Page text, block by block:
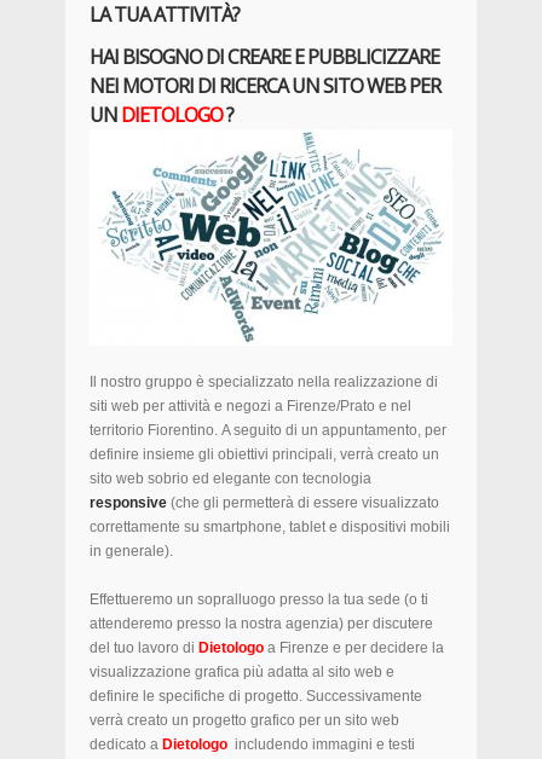
LA TUA ATTIVITÀ?
HAI BISOGNO DI CREARE E PUBBLICIZZARE
NEI MOTORI DI RICERCA UN SITO WEB PER
UNDIETOLOGO?
Il nostro gruppo è specializzato nella realizzazione di
siti web per attività e negozi a Firenze/Prato e nel
territorio Fiorentino. A seguito di un appuntamento, per
definire insieme gli obiettivi principali, verrà creato un
sito web sobrio ed elegante con tecnologia
responsive (che gli permetterà di essere visualizzato
correttamente su smartphone, tablet e dispositivi mobili
in generale).
Effettueremo un sopralluogo presso la tua sede (o ti
attenderemo presso la nostra agenzia) per discutere
del tuo lavoro di Dietologo a Firenze e per decidere la
visualizzazione grafica più adatta al sito web e
definire le specifiche di progetto. Successivamente
verrà creato un progetto grafico per un sito web
dedicato a Dietologo includendo immagini e testi